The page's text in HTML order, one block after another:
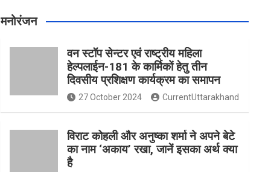
मनोरंजन
वन स्टॉप सेन्टर एवं राष्ट्रीय महिला
हेल्पलाईन-181 के कार्मिकों हेतु तीन
दिवसीय प्रशिक्षण कार्यक्रम का समापन
27 October 2024 CurrentUttarakhand
विराट कोहली और अनुष्का शर्मा ने अपने बेटे
का नाम ‘अकाय’ रखा, जानें इसका अर्थ क्‍या
है